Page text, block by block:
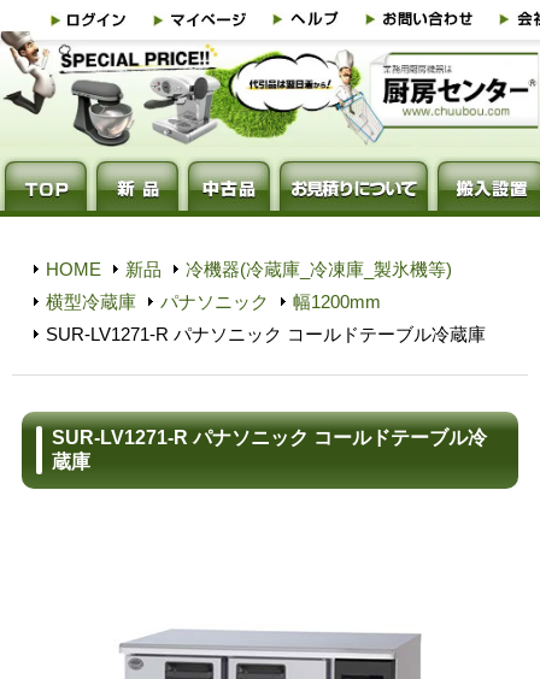
HOME 新品
冷機器(冷蔵庫_冷凍庫_製氷機等)
横型冷蔵庫
パナソニック
幅1200mm
SUR-LV1271-R パナソニック コールドテーブル冷蔵庫
SUR-LV1271-R パナソニック コールドテーブル冷
蔵庫